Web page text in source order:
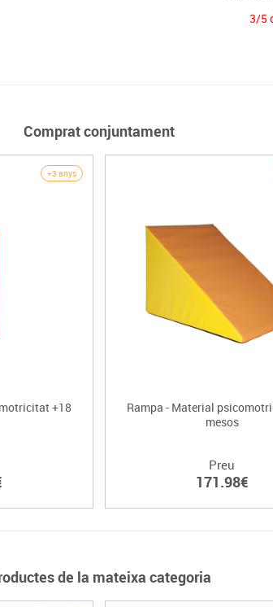
3/5
Comprat conjuntament
+3 anys
+18
Rampa - Material
mesos
Preu
171.98€
de la mateixa categoria